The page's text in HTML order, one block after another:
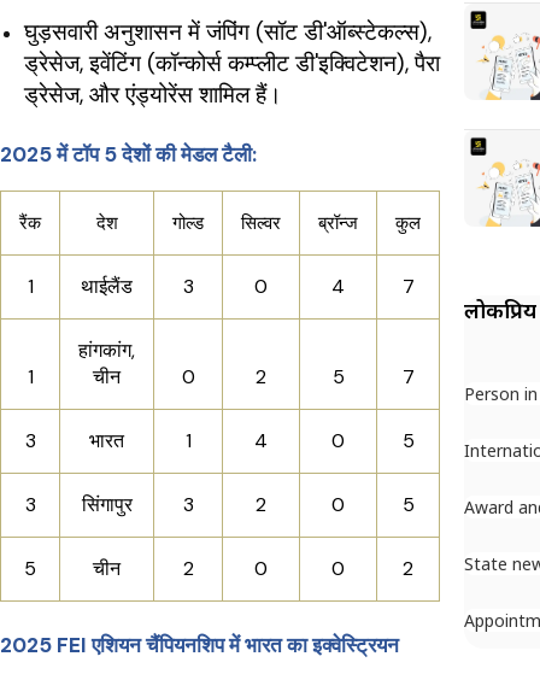
घुड़सवारी अनुशासन में जंपिंग (सॉट डी'ऑब्स्टेकल्स),
ड्रेसेज, इवेंटिंग (कॉन्कोर्स कम्प्लीट डी'इक्विटेशन), पैरा
ड्रेसेज, और एंड्योरेंस शामिल हैं।
2025 में टॉप 5 देशों की मेडल टैली:
रैंक देश गोल्ड सिल्वर ब्रॉन्ज कुल
1 थाईलैंड 3 0 4 7
1
हांगकांग,
चीन
0 2 5 7
3 भारत 1 4 0 5
3 सिंगापुर 3 2 0 5
5 चीन 2 0 0 2
2025 FEI एशियन चैंपियनशिप में भारत का इक्वेस्ट्रियन
Person
Award
State